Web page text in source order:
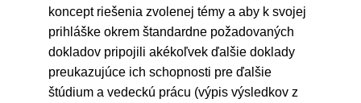
koncept riešenia zvolenej témy a aby k svojej
prihláške okrem štandardne požadovaných
dokladov pripojili akékoľvek ďalšie doklady
preukazujúce ich schopnosti pre ďalšie
štúdium a vedeckú prácu (výpis výsledkov z